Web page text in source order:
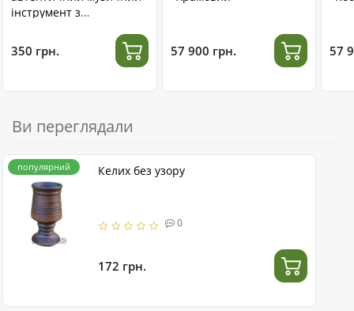
інструмент з
350 грн. 57 900 грн. 57
Ви переглядали
популярний Келих без узору
0
172 грн.